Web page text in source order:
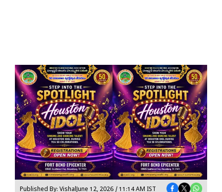
Published By: VishalJune 12, 2026 / 11:14 AM IST